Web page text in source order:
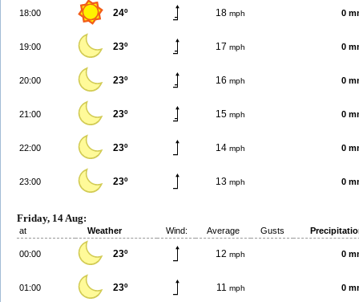
18:00 24º 18 mph 0
19:00 23º 17 mph 0
20:00 23º 16 mph 0
21:00 23º 15 mph 0
22:00 23º 14 mph 0
23:00 23º 13 mph 0
Friday, 14 Aug:
at Weather Wind: Average Gusts
00:00 23º 12 mph 0
01:00 23º 11 mph 0